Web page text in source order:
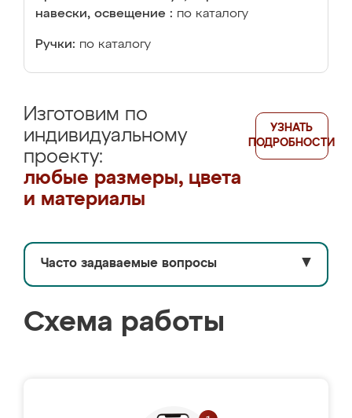
навески, освещение : по каталогу
Ручки: по каталогу
Изготовим по
индивидуальному
проекту:
любые размеры, цвета
и материалы
УЗНАТЬ
ПОДРОБНОСТИ
Часто задаваемые вопросы ▼
Схема работы